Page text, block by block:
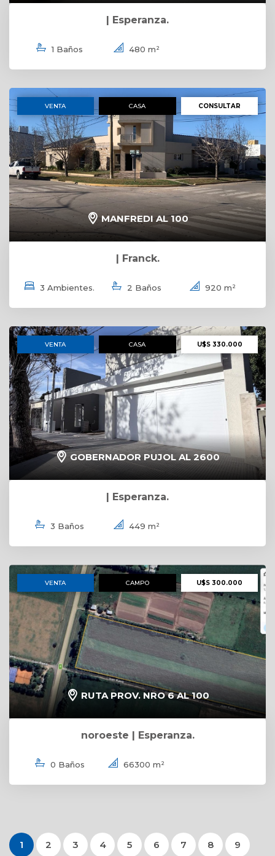
| Esperanza.
1 Baños 480 m²
VENTA CASA CONSULTAR
MANFREDI AL 100
| Franck.
3 Ambientes. 2 Baños 920 m²
VENTA CASA U$S 330.000
GOBERNADOR PUJOL AL 2600
| Esperanza.
3 Baños 449 m²
VENTA CAMPO U$S 300.000
RUTA PROV. NRO 6 AL 100
noroeste | Esperanza.
0 Baños 66300 m²
1 2 3 4 5 6 7 8 9